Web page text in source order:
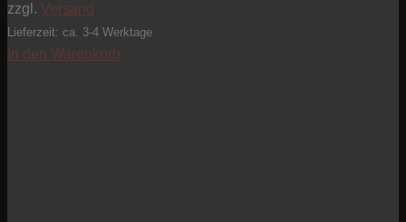
zzgl. Versand
Lieferzeit: ca. 3-4 Werktage
In den Warenkorb